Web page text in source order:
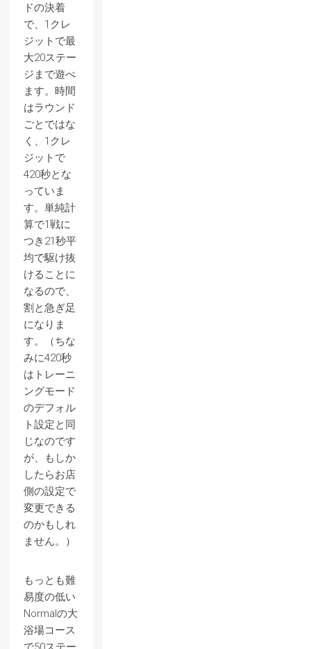
ドの決着
で、1クレ
ジットで最
大20ステー
ジまで遊べ
ます。時間
はラウンド
ごとではな
く、1クレ
ジットで
420秒とな
っていま
す。単純計
算で1戦に
つき21秒平
均で駆け抜
けることに
なるので、
割と急ぎ足
になりま
す。（ちな
みに420秒
はトレーニ
ングモード
のデフォル
ト設定と同
じなのです
が、もしか
したらお店
側の設定で
変更できる
のかもしれ
ません。）
もっとも難
易度の低い
Normalの大
浴場コース